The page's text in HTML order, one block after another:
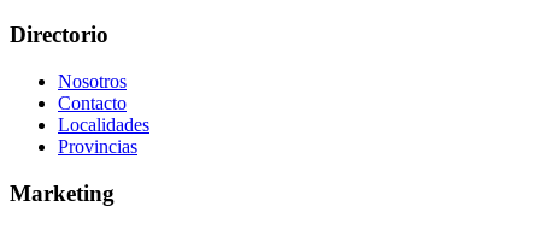
Directorio
Nosotros
Contacto
Localidades
Provincias
Marketing